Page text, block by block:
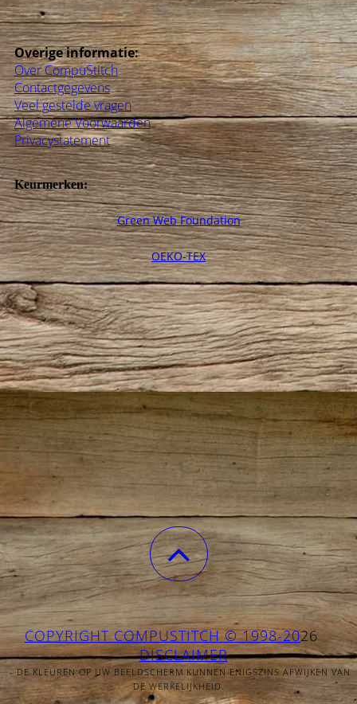
Overige informatie:
Over CompuStitch
Contactgegevens
Veel gestelde vragen
Algemene Voorwaarden
Privacystatement
Keurmerken:
Green Web Foundation
OEKO-TEX
COPYRIGHT COMPUSTITCH © 1998-2026
DISCLAIMER
- DE KLEUREN OP UW BEELDSCHERM KUNNEN ENIGSZINS AFWIJKEN VAN
DE WERKELIJKHEID.